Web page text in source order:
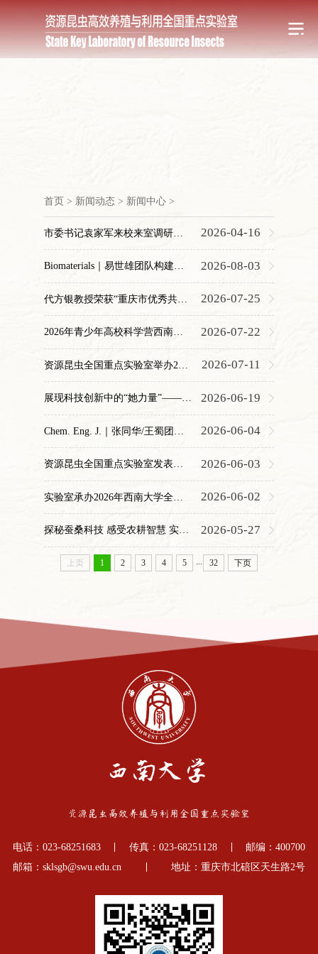
首页 > 新闻动态 > 新闻中心 >
2026-04-16
Biomaterials｜易世雄团队构建基于丝素蛋白的可见光响应阳离子化光动力感染创伤敷料 2026-08-03
2026-07-25
2026年青少年高校科学营西南大学分营在蚕学宫开营 2026-07-22
2026-07-11
展现科技创新中的“她力量”——童晓玲教授领衔入选“重庆巾帼科创（AI赋能）典型案例” 2026-06-19
2026-06-04
资源昆虫全国重点实验室发表国内蜜蜂领域首篇Nature研究论文：全新视角解读蜂王发育的“建筑密码” 2026-06-03
2026-06-02
探秘蚕桑科技 感受农耕智慧 实验室科技活动周吸引市民沉浸式体验 2026-05-27
上页 1 2 3 4 5 ... 32 下页
电话：023-68251683 传真：023-68251128
邮编：400700
邮箱：sklsgb@swu.edu.cn
地址：重庆市北碚区天生路2号